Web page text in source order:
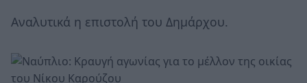
Αναλυτικά η επιστολή του Δημάρχου.